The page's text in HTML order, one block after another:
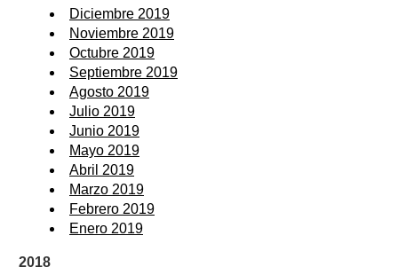
Diciembre 2019
Noviembre 2019
Octubre 2019
Septiembre 2019
Agosto 2019
Julio 2019
Junio 2019
Mayo 2019
Abril 2019
Marzo 2019
Febrero 2019
Enero 2019
2018